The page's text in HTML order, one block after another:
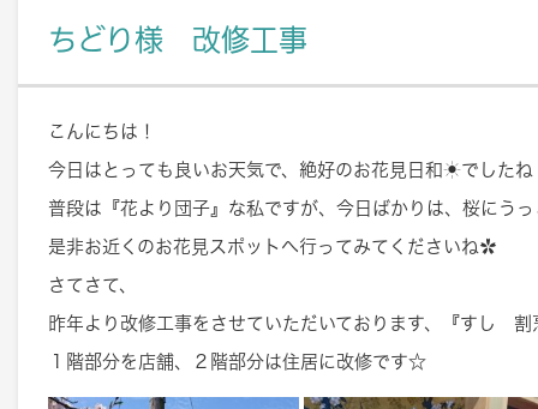
ちどり様 改修工事
こんにちは！
今日はとっても良いお天気で、絶好のお花見日和☀でしたね
普段は『花より団子』な私ですが、今日ばかりは、桜にう
是非お近くのお花見スポットへ行ってみてくださいね✿
さてさて、
昨年より改修工事をさせていただいております、『すし
１階部分を店舗、２階部分は住居に改修です☆